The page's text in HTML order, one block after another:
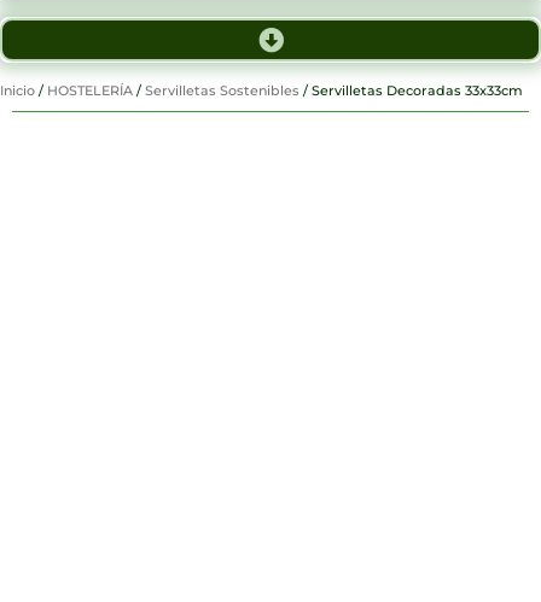
Inicio / HOSTELERÍA / Servilletas Sostenibles / Servilletas Decoradas 33x33cm